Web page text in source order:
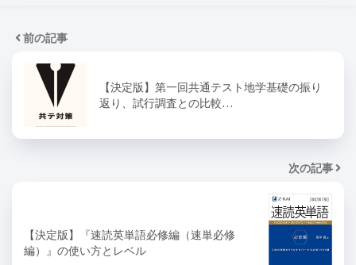
前の記事
【決定版】第一回共通テスト地学基礎の振り
返り、試行調査との比較…
次の記事
【決定版】『速読英単語必修編（速単必修
編）』の使い方とレベル